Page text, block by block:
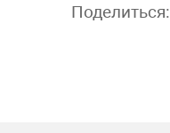
Поделиться: